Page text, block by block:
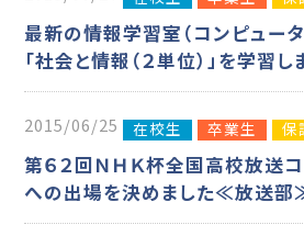
最新の情報学習室（コンピュー
「社会と情報（２単位）」を学習し
2015/06/25 在校生 卒業生 保
第６２回ＮＨＫ杯全国高校放送
への出場を決めました≪放送